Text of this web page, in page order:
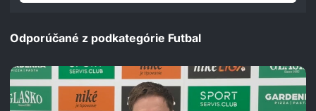
Odporúčané z podkategórie Futbal